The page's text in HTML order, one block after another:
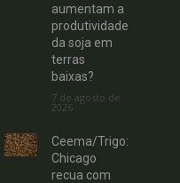
aumentam a
produtividade
da soja em
terras
baixas?
7 de agosto de
2026
Ceema/Trigo:
Chicago
recua com